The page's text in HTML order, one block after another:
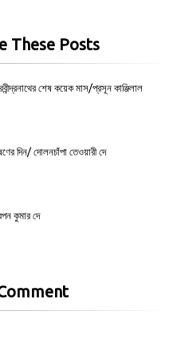
These Posts
শেষ কয়েক মাস/প্রসূন কাঞ্জিলাল
দিন/ দোলনচাঁপা তেওয়ারী দে
কুমার দে